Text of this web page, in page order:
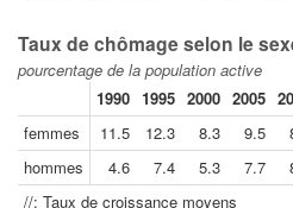
Taux de chômage selon le
pourcentage de la population active
1990 1995 2000 2005
femmes
11.5 12.3 8.3 9.5
hommes
4.6 7.4 5.3 7.7
//: Taux de croissance moyens